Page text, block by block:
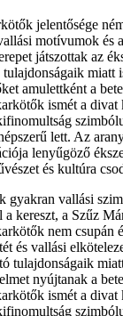
jelentősége
motívumok és
játszottak az
miatt
amulettként a
ismét a
lett. Az
lenyűgöző
és kultúra
gyakran vallási
kereszt, a Szűz
nem csupán
és vallási
tulajdonságaik
nyújtanak a
ismét a